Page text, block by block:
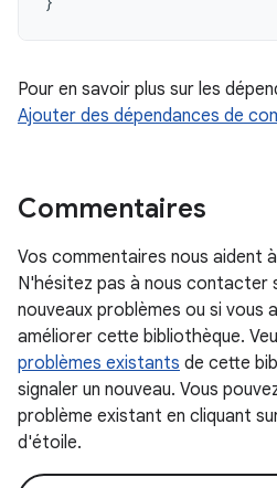
Pour en savoir plus sur les
Ajouter des dépendances de
Commentaires
Vos commentaires nous aident
N'hésitez pas à nous contacter
nouveaux problèmes ou si vous
améliorer cette bibliothèque.
problèmes existants de cette
signaler un nouveau. Vous
problème existant en cliquant
d'étoile.